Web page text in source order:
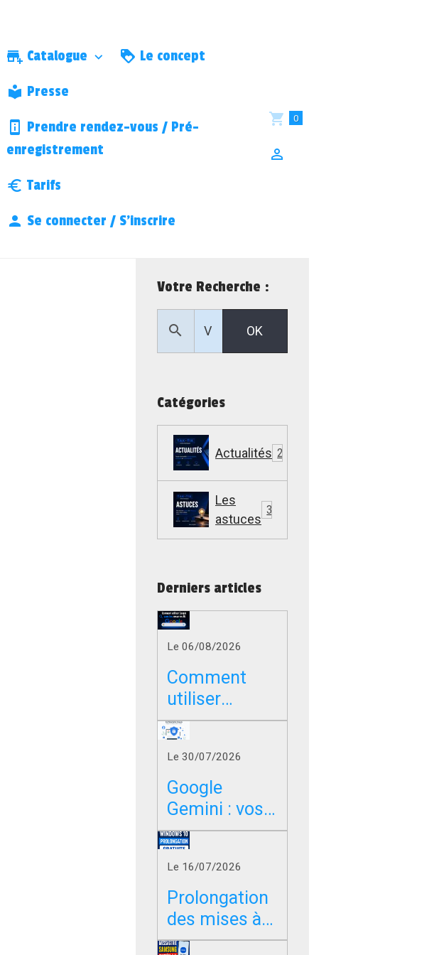
Catalogue Le concept
Presse
Prendre rendez-vous / Pré-
enregistrement
Tarifs
Se connecter / S’inscrire
0
Votre Recherche :
OK
Catégories
Actualités 22
Les
astuces
307
Derniers articles
Le 06/08/2026
Comment
utiliser
Google sans
les résumés
IA dans
Chrome, Edge
et Firefox ?
Le 30/07/2026
Google
Gemini : vos
photos,
vidéos et
messages
peuvent-ils
servir à
entraîner l’IA
Le 16/07/2026
Prolongation
des mises à
jour de